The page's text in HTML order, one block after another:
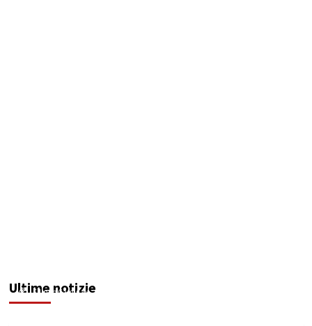
Ultime notizie
Filippo Cardinale